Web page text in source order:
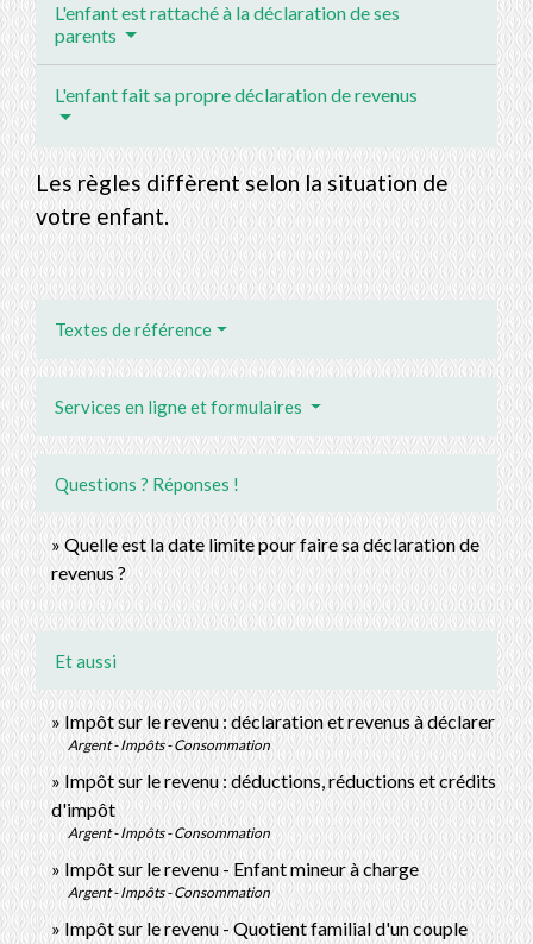
L'enfant est rattaché à la déclaration de ses
parents
L'enfant fait sa propre déclaration de revenus
Les règles diffèrent selon la situation de
votre enfant.
Textes de référence
Services en ligne et formulaires
Questions ? Réponses !
Quelle est la date limite pour faire sa déclaration de
revenus ?
Et aussi
Impôt sur le revenu : déclaration et revenus à déclarer
Argent - Impôts - Consommation
Impôt sur le revenu : déductions, réductions et crédits
d'impôt
Argent - Impôts - Consommation
Impôt sur le revenu - Enfant mineur à charge
Argent - Impôts - Consommation
Impôt sur le revenu - Quotient familial d'un couple